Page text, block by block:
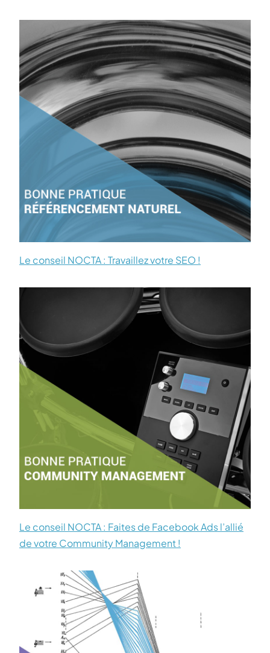
Le conseil NOCTA : Travaillez votre SEO !
Le conseil NOCTA : Faites de Facebook Ads l’allié
de votre Community Management !